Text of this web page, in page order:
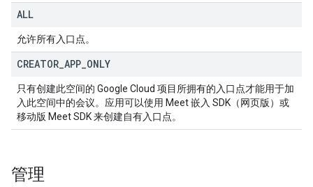
ALL
允许所有入口点。
CREATOR APP ONLY
只有创建此空间的 Google Cloud 项目所拥有的入口点才能用于加
入此空间中的会议。应用可以使用 Meet 嵌入 SDK（网页版）或
移动版 Meet SDK 来创建自有入口点。
管理